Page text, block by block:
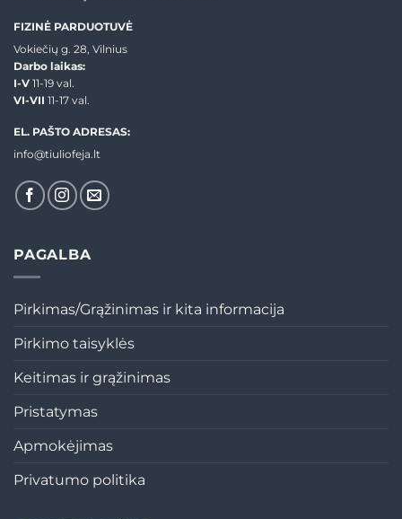
FIZINĖ PARDUOTUVĖ
Vokiečių g. 28, Vilnius
Darbo laikas:
I-V 11-19 val.
VI-VII 11-17 val.
EL. PAŠTO ADRESAS:
info@tiuliofeja.lt
PAGALBA
Pirkimas/Grąžinimas ir kita informacija
Pirkimo taisyklės
Keitimas ir grąžinimas
Pristatymas
Apmokėjimas
Privatumo politika